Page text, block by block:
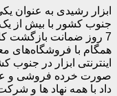
ابزار رشیدی به عنوان
جنوب کشور با بیش از یک
7 روز ضمانت بازگشت
همگام با فروشگاه‌های
اینترنتی ابزار در جنوب
صورت خرده فروشی و
داد با همه نهاد ها و